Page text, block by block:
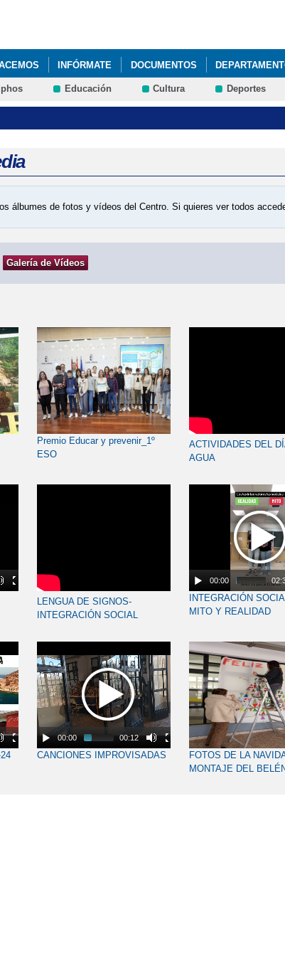
INFÓRMATE DOCUMENTOS
Educación Cultura Deportes
álbumes de fotos y vídeos del Centro. Si quieres ver todos
Galería de Vídeos
Premio Educar y prevenir_1º
ESO
ACTIVIDADES DEL
AGUA
LENGUA DE SIGNOS-
INTEGRACIÓN SOCIAL
00:00
INTEGRACIÓN
MITO Y REALIDAD
00:00 00:12
CANCIONES IMPROVISADAS
FOTOS DE LA
MONTAJE DEL